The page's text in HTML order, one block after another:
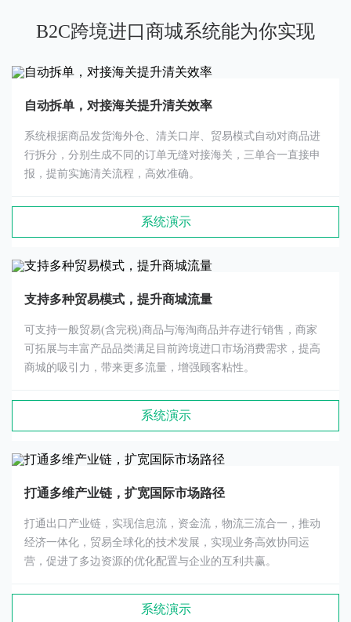
B2C跨境进口商城系统能为你实现
自动拆单，对接海关提升清关效率
系统根据商品发货海外仓、清关口岸、贸易模式自动对商品进
行拆分，分别生成不同的订单无缝对接海关，三单合一直接申
报，提前实施清关流程，高效准确。
系统演示
支持多种贸易模式，提升商城流量
可支持一般贸易(含完税)商品与海淘商品并存进行销售，商家
可拓展与丰富产品品类满足目前跨境进口市场消费需求，提高
商城的吸引力，带来更多流量，增强顾客粘性。
系统演示
打通多维产业链，扩宽国际市场路径
打通出口产业链，实现信息流，资金流，物流三流合一，推动
经济一体化，贸易全球化的技术发展，实现业务高效协同运
营，促进了多边资源的优化配置与企业的互利共赢。
系统演示